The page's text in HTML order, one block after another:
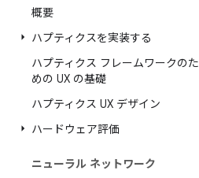
概要
ハプティクスを実装する
ハプティクス フレームワークのた
めの UX の基礎
ハプティクス UX デザイン
ハードウェア評価
ニューラル ネットワーク